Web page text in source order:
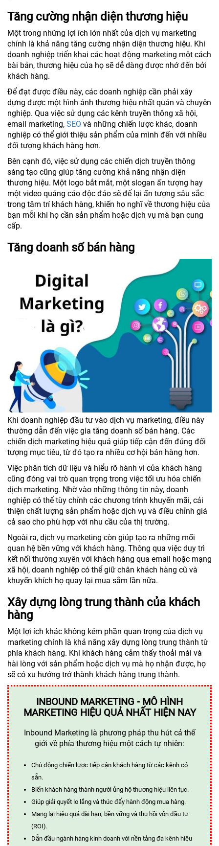
Tăng cường nhận diện thương hiệu
Một trong những lợi ích lớn nhất của dịch vụ marketing
chính là khả năng tăng cường nhận diện thương hiệu. Khi
doanh nghiệp triển khai các hoạt động marketing một cách
bài bản, thương hiệu của họ sẽ dễ dàng được nhớ đến bởi
khách hàng.
Để đạt được điều này, các doanh nghiệp cần phải xây
dựng được một hình ảnh thương hiệu nhất quán và chuyên
nghiệp. Qua việc sử dụng các kênh truyền thông xã hội,
email marketing, SEO và những chiến lược khác, doanh
nghiệp có thể giới thiệu sản phẩm của mình đến với nhiều
đối tượng khách hàng hơn.
Bên cạnh đó, việc sử dụng các chiến dịch truyền thông
sáng tạo cũng giúp tăng cường khả năng nhận diện
thương hiệu. Một logo bắt mắt, một slogan ấn tượng hay
một video quảng cáo độc đáo sẽ để lại ấn tượng sâu sắc
trong tâm trí khách hàng, khiến họ nghĩ về thương hiệu của
bạn mỗi khi họ cần sản phẩm hoặc dịch vụ mà bạn cung
cấp.
Tăng doanh số bán hàng
Khi doanh nghiệp đầu tư vào dịch vụ marketing, điều này
thường dẫn đến việc gia tăng doanh số bán hàng. Các
chiến dịch marketing hiệu quả giúp tiếp cận đến đúng đối
tượng mục tiêu, từ đó tạo ra nhiều cơ hội bán hàng hơn.
Việc phân tích dữ liệu và hiểu rõ hành vi của khách hàng
cũng đóng vai trò quan trọng trong việc tối ưu hóa chiến
dịch marketing. Nhờ vào những thông tin này, doanh
nghiệp có thể tùy chỉnh các chương trình khuyến mãi, cải
thiện chất lượng sản phẩm hoặc dịch vụ và điều chỉnh giá
cả sao cho phù hợp với nhu cầu của thị trường.
Ngoài ra, dịch vụ marketing còn giúp tạo ra những mối
quan hệ bền vững với khách hàng. Thông qua việc duy trì
kết nối thường xuyên với khách hàng qua email hoặc mạng
xã hội, doanh nghiệp có thể giữ chân khách hàng cũ và
khuyến khích họ quay lại mua sắm lần nữa.
Xây dựng lòng trung thành của khách
hàng
Một lợi ích khác không kém phần quan trọng của dịch vụ
marketing chính là khả năng xây dựng lòng trung thành từ
phía khách hàng. Khi khách hàng cảm thấy thoải mái và
hài lòng với sản phẩm hoặc dịch vụ mà họ nhận được, họ
sẽ có xu hướng trở thành khách hàng trung thành.
INBOUND MARKETING - MÔ HÌNH
MARKETING HIỆU QUẢ NHẤT HIỆN NAY
Inbound Marketing là phương pháp thu hút cả thế
giới về phía thương hiệu một cách tự nhiên:
Chủ động chiến lược tiếp cận khách hàng từ các kênh có
sẵn.
Biến khách hàng thành người ủng hộ thương hiệu liên tục.
Giúp giải quyết lo lắng và thúc đẩy hành động mua hàng.
Mang lại hiệu quả dài hạn, bền vững và thu hồi vốn đầu tư
(ROI).
Dẫn đầu ngành hàng kinh doanh với nền tảng đa kênh hiệu